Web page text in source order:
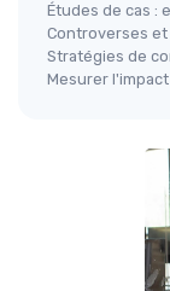
Études de cas :
Controverses
Stratégies de
Mesurer